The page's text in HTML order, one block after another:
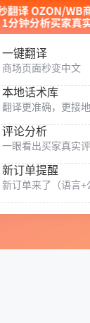
一键翻译
商场页面秒变中文
本地话术库
翻译更准确，更接
评论分析
一眼看出买家真实
新订单提醒
新订单来了（语言+